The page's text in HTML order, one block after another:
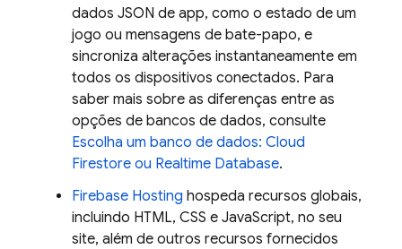
dados JSON de app, como o estado de um
jogo ou mensagens de bate-papo, e
sincroniza alterações instantaneamente em
todos os dispositivos conectados. Para
saber mais sobre as diferenças entre as
opções de bancos de dados, consulte
Escolha um banco de dados: Cloud
Firestore ou Realtime Database.
Firebase Hosting hospeda recursos globais,
incluindo HTML, CSS e JavaScript, no seu
site, além de outros recursos fornecidos